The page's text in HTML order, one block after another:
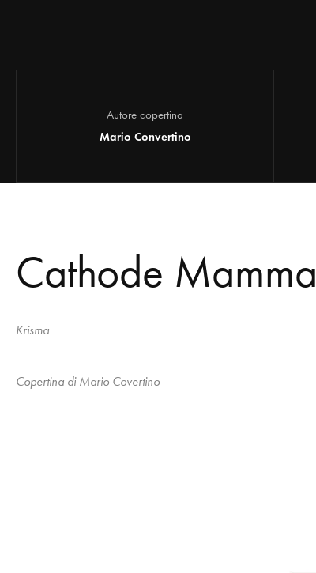
Autore copertina
Mario Convertino
Cathode Mamma
Krisma
Copertina di Mario Covertino